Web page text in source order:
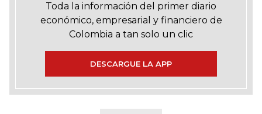
Toda la información del primer diario
económico, empresarial y financiero de
Colombia a tan solo un clic
DESCARGUE LA APP